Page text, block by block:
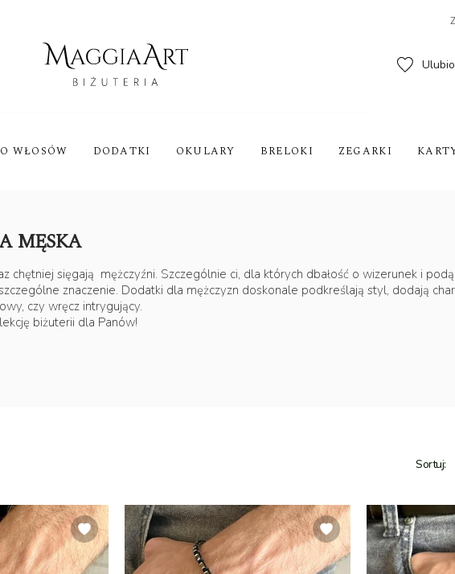
WŁOSÓW DODATKI OKULARY BRELOKI ZEGARKI
MĘSKA
chętniej sięgają mężczyźni. Szczególnie ci, dla których dbałość o wizerunek i
znaczenie. Dodatki dla mężczyzn doskonale podkreślają styl, dodają
czy wręcz intrygujący.
biżuterii dla Panów!
Sortuj: